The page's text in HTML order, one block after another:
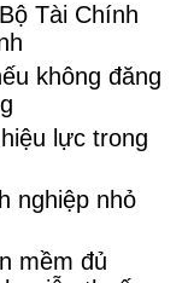
Tài Chính
không đăng
lực trong
nghiệp nhỏ
mềm đủ